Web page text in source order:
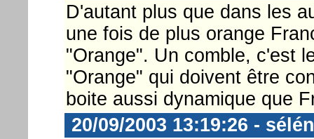
D'autant plus que dans les
une fois de plus orange
"Orange". Un comble, c'est
"Orange" qui doivent être
boite aussi dynamique que
20/09/2003 13:19:26 -